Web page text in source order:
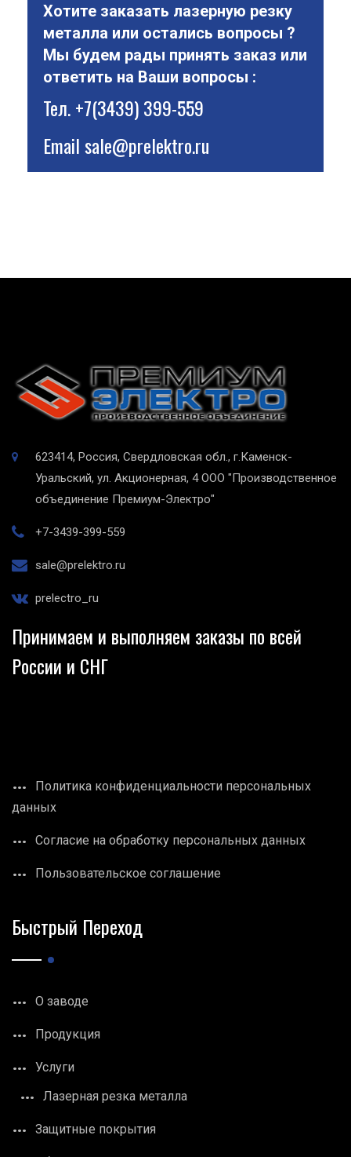
Хотите заказать лазерную резку
металла или остались вопросы ?
Мы будем рады принять заказ или
ответить на Ваши вопросы :
Тел.+7(3439) 399-559
Emailsale@prelektro.ru
623414, Россия, Свердловская обл., г.Каменск-
Уральский, ул. Акционерная, 4 ООО "Производственное
объединение Премиум-Электро"
+7-3439-399-559
sale@prelektro.ru
prelectro_ru
Принимаем и выполняем заказы по всей
России и СНГ
Политика конфиденциальности персональных
данных
Согласие на обработку персональных данных
Пользовательское соглашение
Быстрый Переход
О заводе
Продукция
Услуги
Лазерная резка металла
Защитные покрытия